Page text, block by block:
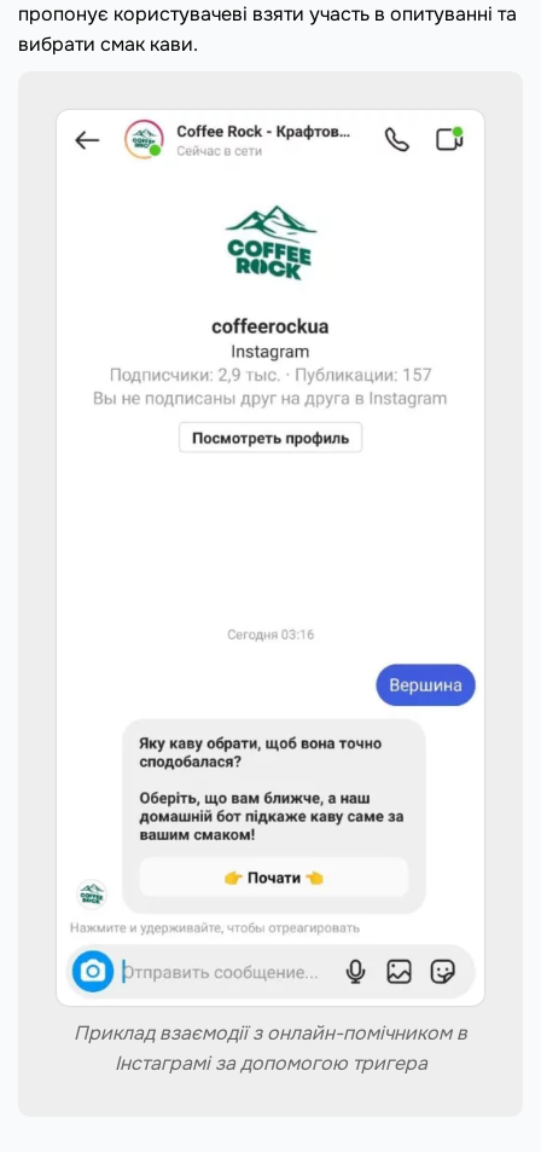
пропонує користувачеві взяти участь в опитуванні та
вибрати смак кави.
Приклад взаємодії з онлайн-помічником в
Інстаграмі за допомогою тригера